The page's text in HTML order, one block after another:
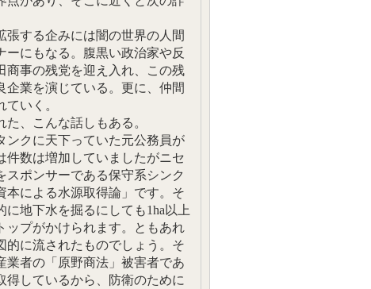
張する企みには闇の世界の人間
にもなる。腹黒い政治家や反
商事の残党を迎え入れ、この残
企業を演じている。更に、仲間
いく。
、こんな話しもある。
ンクに天下っていた元公務員が
件数は増加していましたがニセ
ポンサーである保守系シンク
本による水源取得論」です。そ
地下水を掘るにしても1ha以上
ップがかけられます。ともあれ
的に流されたものでしょう。そ
業者の「原野商法」被害者であ
得しているから、防衛のために